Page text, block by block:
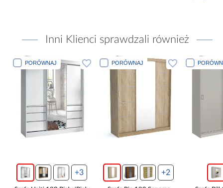
Inni Klienci sprawdzali również
PORÓWNAJ
+3
PORÓWNAJ
+2